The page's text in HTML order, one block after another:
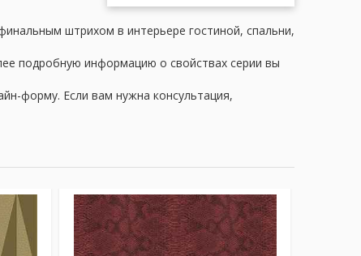
штрихом в интерьере гостиной, спальни,
подробную информацию о свойствах серии вы
форму. Если вам нужна консультация,